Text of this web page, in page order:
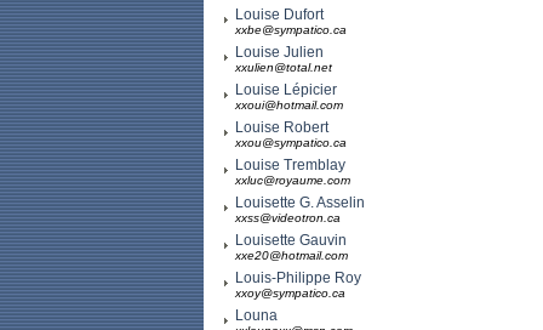
Louise Dufort
xxbe@sympatico.ca
Louise Julien
xxulien@total.net
Louise Lépicier
xxoui@hotmail.com
Louise Robert
xxou@sympatico.ca
Louise Tremblay
xxluc@royaume.com
Louisette G. Asselin
xxss@videotron.ca
Louisette Gauvin
xxe20@hotmail.com
Louis-Philippe Roy
xxoy@sympatico.ca
Louna